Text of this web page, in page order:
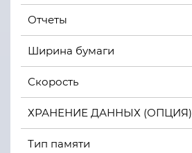
Отчеты
Ширина бумаги
Скорость
ХРАНЕНИЕ ДАННЫХ (ОПЦИЯ)
Тип памяти